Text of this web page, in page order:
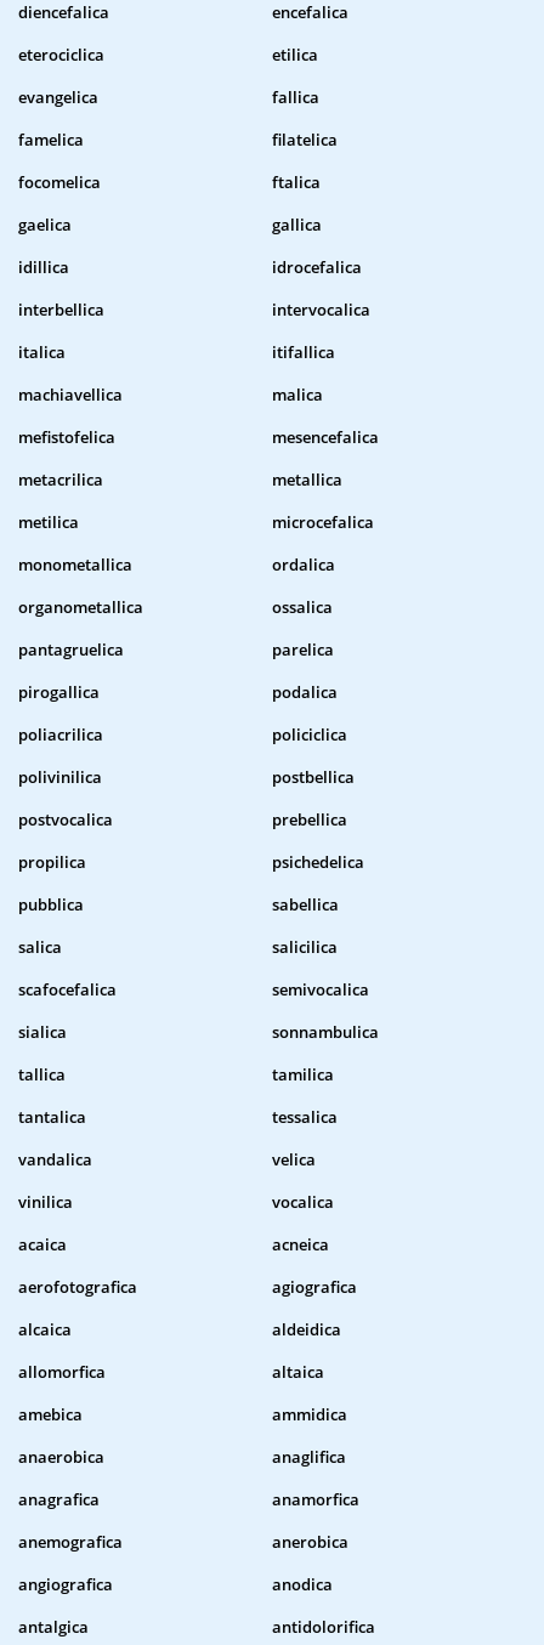
diencefalica
encefalica
eterociclica
etilica
evangelica
fallica
famelica
filatelica
focomelica
ftalica
gaelica
gallica
idillica
idrocefalica
interbellica
intervocalica
italica
itifallica
machiavellica
malica
mefistofelica
mesencefalica
metacrilica
metallica
metilica
microcefalica
monometallica
ordalica
organometallica
ossalica
pantagruelica
parelica
pirogallica
podalica
poliacrilica
policiclica
polivinilica
postbellica
postvocalica
prebellica
propilica
psichedelica
pubblica
sabellica
salica
salicilica
scafocefalica
semivocalica
sialica
sonnambulica
tallica
tamilica
tantalica
tessalica
vandalica
velica
vinilica
vocalica
acaica
acneica
aerofotografica
agiografica
alcaica
aldeidica
allomorfica
altaica
amebica
ammidica
anaerobica
anaglifica
anagrafica
anamorfica
anemografica
anerobica
angiografica
anodica
antalgica
antidolorifica